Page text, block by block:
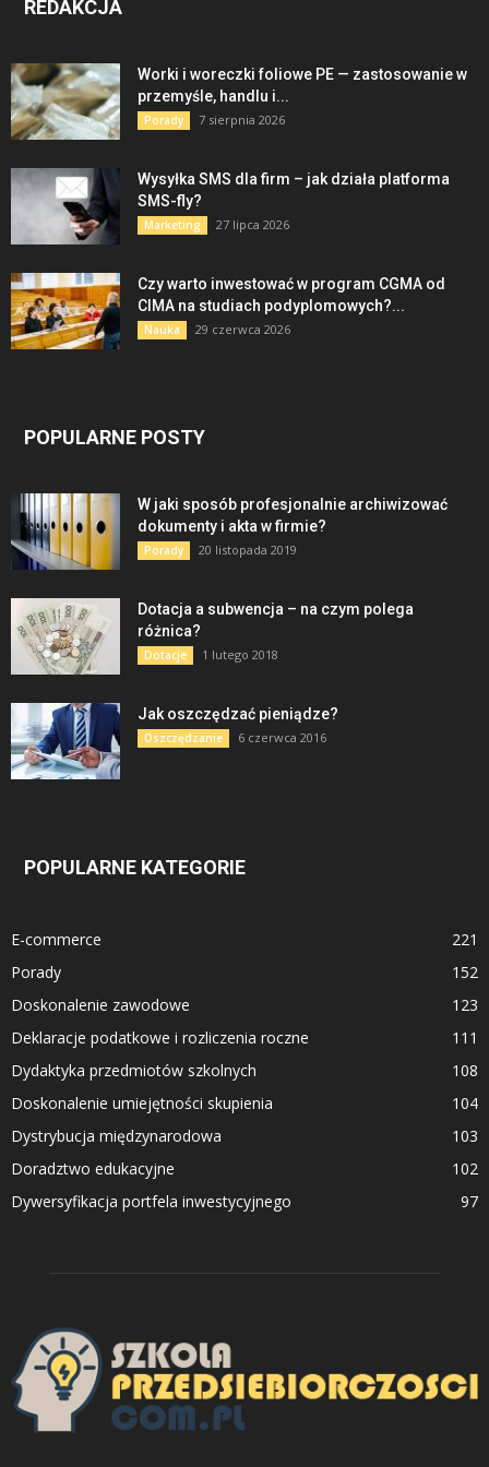
REDAKCJA
Worki i woreczki foliowe PE — zastosowanie w
przemyśle, handlu i...
Porady 7 sierpnia 2026
Wysyłka SMS dla firm – jak działa platforma
SMS-fly?
Marketing 27 lipca 2026
Czy warto inwestować w program CGMA od
CIMA na studiach podyplomowych?...
Nauka 29 czerwca 2026
POPULARNE POSTY
W jaki sposób profesjonalnie archiwizować
dokumenty i akta w firmie?
Porady 20 listopada 2019
Dotacja a subwencja – na czym polega
różnica?
Dotacje 1 lutego 2018
Jak oszczędzać pieniądze?
Oszczędzanie 6 czerwca 2016
POPULARNE KATEGORIE
E-commerce
221
Porady
152
Doskonalenie zawodowe
123
Deklaracje podatkowe i rozliczenia roczne
111
Dydaktyka przedmiotów szkolnych
108
Doskonalenie umiejętności skupienia
104
Dystrybucja międzynarodowa
103
Doradztwo edukacyjne
102
Dywersyfikacja portfela inwestycyjnego
97